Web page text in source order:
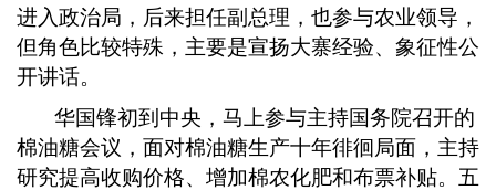
进入政治局，后来担任副总理，也参与农业领导，
但角色比较特殊，主要是宣扬大寨经验、象征性公
开讲话。
华国锋初到中央，马上参与主持国务院召开的
棉油糖会议，面对棉油糖生产十年徘徊局面，主持
研究提高收购价格、增加棉农化肥和布票补贴。五